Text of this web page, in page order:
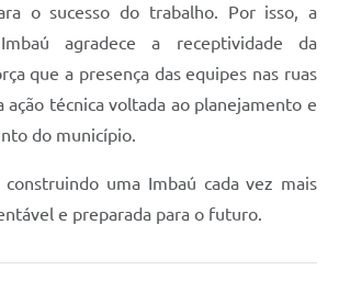
o sucesso do trabalho. Por isso, a
agradece a receptividade da
que a presença das equipes nas ruas
ação técnica voltada ao planejamento e
do município.
construindo uma Imbaú cada vez mais
e preparada para o futuro.